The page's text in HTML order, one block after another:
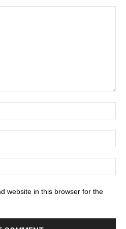
website in this browser for the